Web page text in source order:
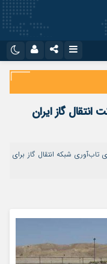
گاز ایران
تاب‌آوری شبکه انتقال گاز برای